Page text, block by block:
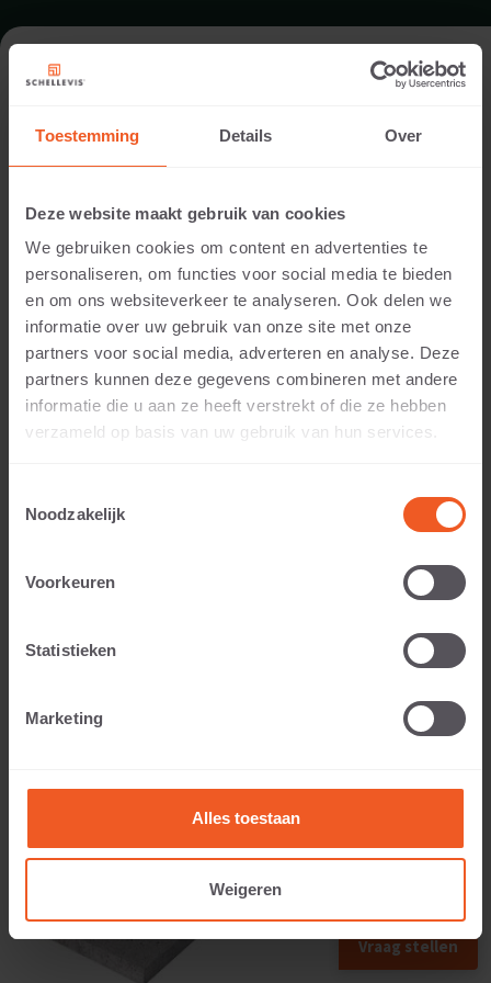
Toestemming Details Over
Deze website maakt gebruik van cookies
We gebruiken cookies om content en advertenties te
personaliseren, om functies voor social media te bieden
en om ons websiteverkeer te analyseren. Ook delen we
informatie over uw gebruik van onze site met onze
partners voor social media, adverteren en analyse. Deze
partners kunnen deze gegevens combineren met andere
informatie die u aan ze heeft verstrekt of die ze hebben
verzameld op basis van uw gebruik van hun services.
Noodzakelijk
Voorkeuren
Statistieken
Marketing
Alles toestaan
Weigeren
FORMAAT - TEGEL 50X50
ASSORTIMENT TEGELS
5 CM DIKTE
27 KG
Vraag stellen